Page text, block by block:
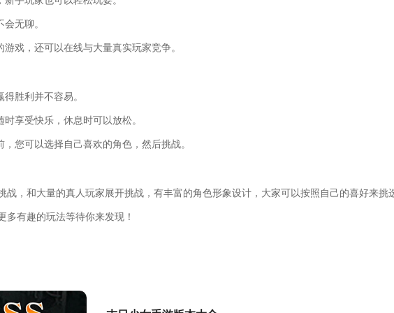
无聊。
戏，还可以在线与大量真实玩家竞争。
胜利并不容易。
享受快乐，休息时可以放松。
您可以选择自己喜欢的角色，然后挑战。
战，和大量的真人玩家展开挑战，有丰富的角色形象设计，大家可以按照自己的喜好来挑
多有趣的玩法等待你来发现！